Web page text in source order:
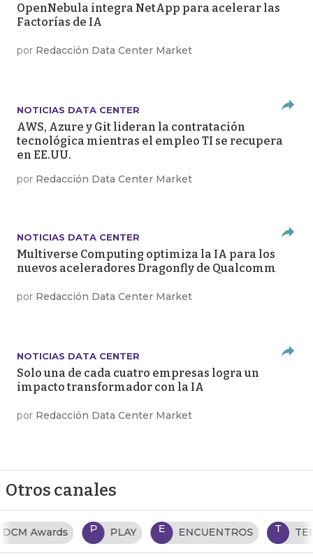
OpenNebula integra NetApp para acelerar las
Factorías de IA
por Redacción Data Center Market
NOTICIAS DATA CENTER
AWS, Azure y Git lideran la contratación
tecnológica mientras el empleo TI se recupera
en EE.UU.
por Redacción Data Center Market
NOTICIAS DATA CENTER
Multiverse Computing optimiza la IA para los
nuevos aceleradores Dragonfly de Qualcomm
por Redacción Data Center Market
NOTICIAS DATA CENTER
Solo una de cada cuatro empresas logra un
impacto transformador con la IA
por Redacción Data Center Market
Otros canales
P PLAY E ENCUENTROS T TENDENCIAS TI